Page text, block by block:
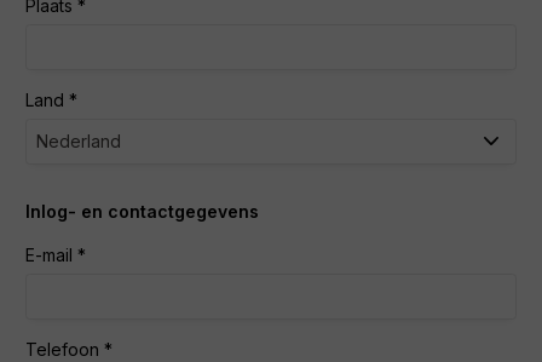
Plaats
Land
Inlog- en contactgegevens
E-mail
Telefoon